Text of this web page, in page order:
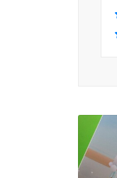
제주
산업
일하는
소설의